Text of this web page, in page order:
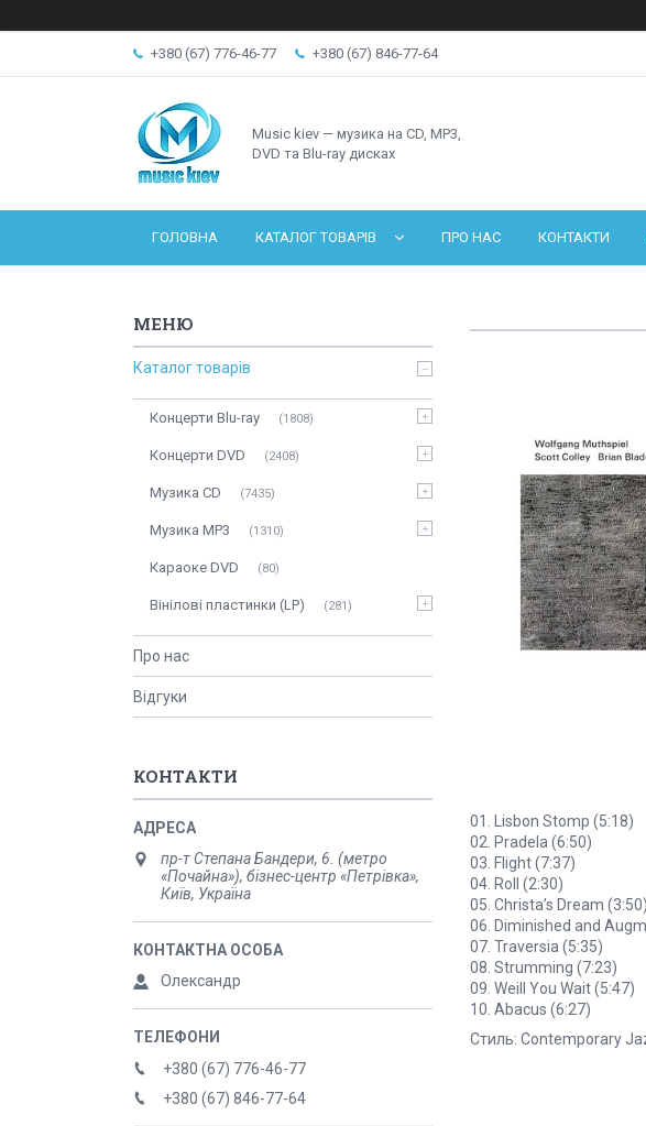
+380 (67) 776-46-77 +380 (67) 846-77-64
Music kiev — музика на CD, MP3,
DVD та Blu-ray дисках
ГОЛОВНА КАТАЛОГ ТОВАРІВ ПРО НАС КОНТАКТИ
01. Lisbon Stomp (5:18)
02. Pradela (6:50)
03. Flight (7:37)
04. Roll (2:30)
05. Christa’s Dream (3:50)
06. Diminished and
07. Traversia (5:35)
08. Strumming (7:23)
09. Weill You Wait (5:47)
10. Abacus (6:27)
Стиль: Contemporary
Каталог товарів
Концерти Blu-ray 1808
Концерти DVD 2408
Музика CD 7435
Музика MP3 1310
Караоке DVD 80
Вінілові пластинки (LP) 281
Про нас
Відгуки
КОНТАКТИ
пр-т Степана Бандери, 6. (метро
«Почайна»), бізнес-центр «Петрівка»,
Київ, Україна
Олександр
+380 (67) 776-46-77
+380 (67) 846-77-64